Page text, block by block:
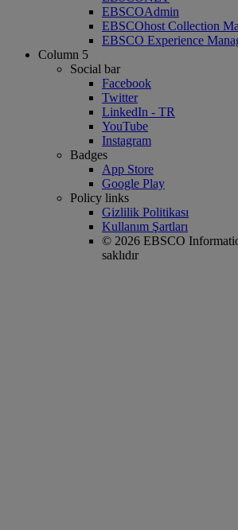
EBSCOAdmin
EBSCOhost Collection
EBSCO Experience
Column 5
Social bar
Facebook
Twitter
LinkedIn - TR
YouTube
Instagram
Badges
App Store
Google Play
Policy links
Gizlilik Politikası
Kullanım Şartları
© 2026 EBSCO
saklıdır